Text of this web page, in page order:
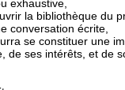
exhaustive,
la bibliothèque du
conversation écrite,
se constituer une
de ses intérêts, et de